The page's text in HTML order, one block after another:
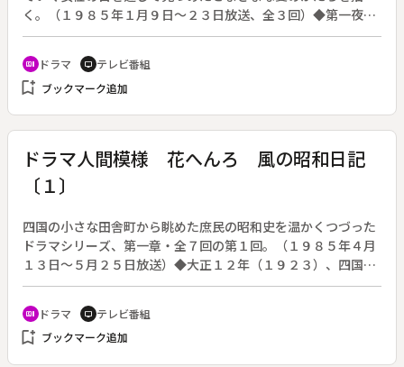
く。（１９８５年１月９日～２３日放送、全３回）◆第一夜
「眠る盃」。昭和１５年元旦、東京・目黒。１３歳の陽子（工
藤夕貴）は母・里子（加藤治子）のいいつけで、祖父・周造
（森繁久弥）におせちを届けに行った。周造は出入りの中沢家
へ陽子を連れて年始にでかける。中沢家には嫁いで２０年にな
は驚いたが、静枝はやがて実家も飛び出して男やもめの周造の
家へやってくる。
recent_actors ドラマ tv テレビ番組
bookmark_add ブックマーク追加
ドラマ人間模様 花へんろ 風の昭和日記
〔１〕
四国の小さな田舎町から眺めた庶民の昭和史を温かくつづった
ドラマシリーズ、第一章・全７回の第１回。（１９８５年４月
１３日～５月２５日放送）◆大正１２年（１９２３）、四国松
山から東京の音楽学校を目指して家出した静子（桃井かおり）
だったが、折も折、関東大震災に見舞われた。行くあてのなく
なった静子は叔母のウメ（沢村貞子）に引き取られる。のんび
りした夫・源太郎（下條正巳）にかわって大店を取りしきるウ
recent_actors ドラマ tv テレビ番組
bookmark_add ブックマーク追加